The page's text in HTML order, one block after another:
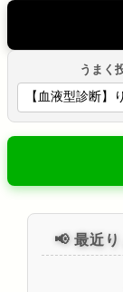
うまく
📢 最近